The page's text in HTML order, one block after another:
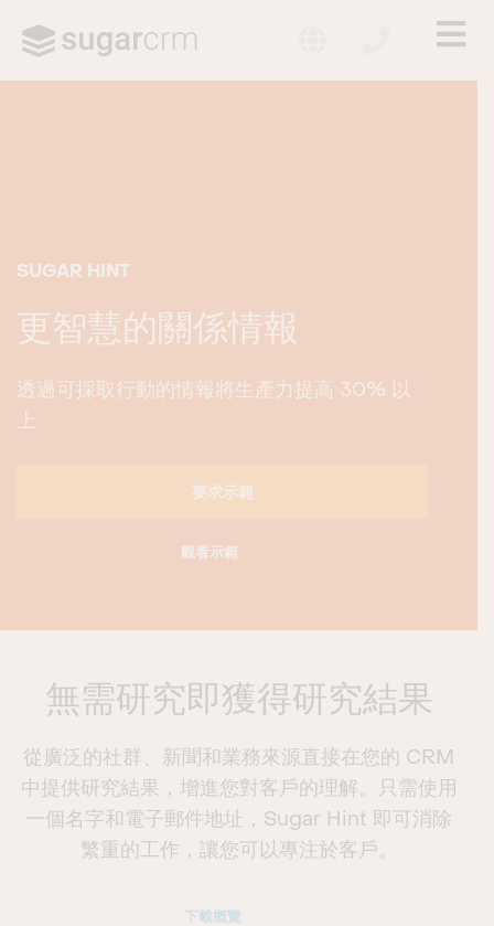
Skip to main content
CONTACT US
×
SUGAR HINT
更智慧的關係情報
透過可採取行動的情報將生產力提高 30% 以
上
要求示範
觀看示範
無需研究即獲得研究結果
從廣泛的社群、新聞和業務來源直接在您的 CRM
中提供研究結果，增進您對客戶的理解。只需使用
一個名字和電子郵件地址，Sugar Hint 即可消除
繁重的工作，讓您可以專注於客戶。
下載概覽